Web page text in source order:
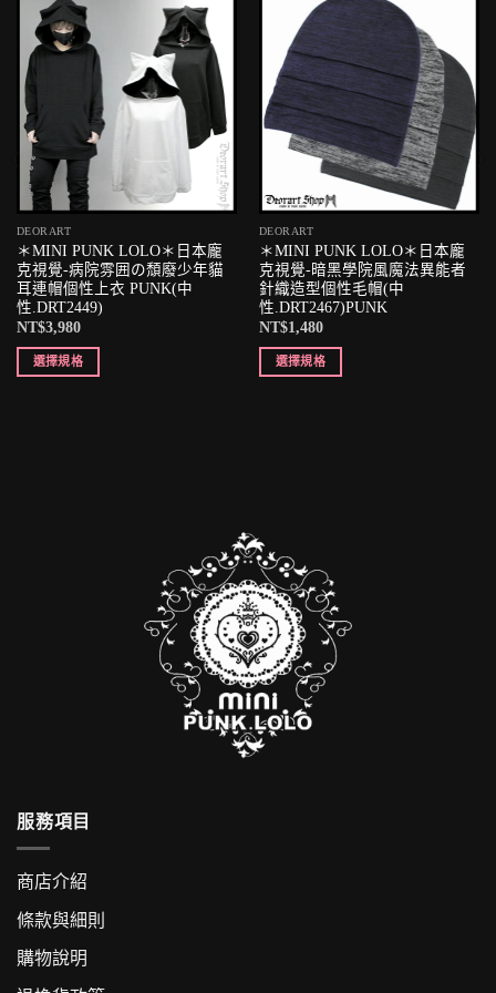
DEORART
＊MINI PUNK LOLO＊日本龐
克視覺-病院雰囲の頹廢少年貓
耳連帽個性上衣 PUNK(中
性.DRT2449)
NT$3,980
選擇規格
DEORART
＊MINI PUNK LOLO＊日本龐
克視覺-暗黑學院風魔法異能者
針織造型個性毛帽(中
性.DRT2467)PUNK
NT$1,480
選擇規格
服務項目
商店介紹
條款與細則
購物說明